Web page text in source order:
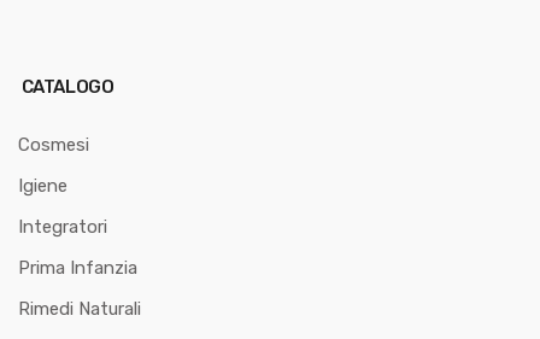
CATALOGO
Cosmesi
Igiene
Integratori
Prima Infanzia
Rimedi Naturali